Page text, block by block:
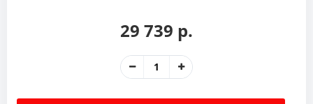
29 739 р.